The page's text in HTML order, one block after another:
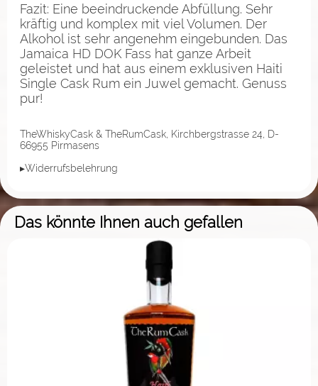
Fazit: Eine beeindruckende Abfüllung. Sehr
kräftig und komplex mit viel Volumen. Der
Alkohol ist sehr angenehm eingebunden. Das
Jamaica HD DOK Fass hat ganze Arbeit
geleistet und hat aus einem exklusiven Haiti
Single Cask Rum ein Juwel gemacht. Genuss
pur!
TheWhiskyCask & TheRumCask, Kirchbergstrasse 24, D-
66955 Pirmasens
▸Widerrufsbelehrung
Das könnte Ihnen auch gefallen